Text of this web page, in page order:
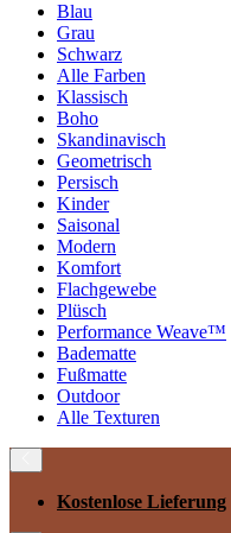
Blau
Grau
Schwarz
Alle Farben
Klassisch
Boho
Skandinavisch
Geometrisch
Persisch
Kinder
Saisonal
Modern
Komfort
Flachgewebe
Plüsch
Performance Weave™
Badematte
Fußmatte
Outdoor
Alle Texturen
Kostenlose Lieferung